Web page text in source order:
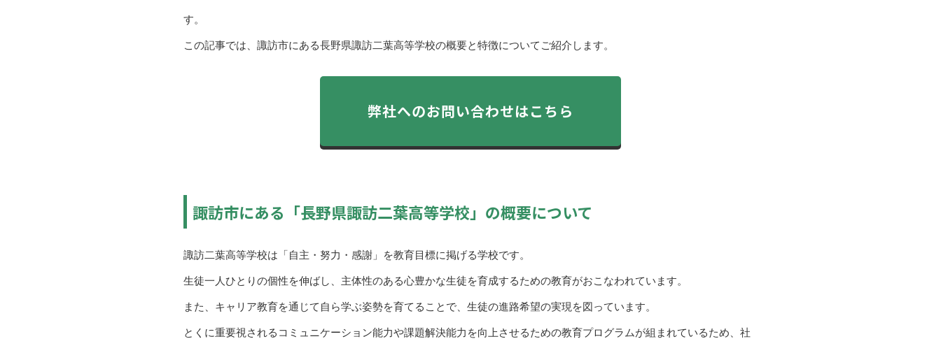
す。
この記事では、諏訪市にある長野県諏訪二葉高等学校の概要と特徴についてご紹介します。
弊社へのお問い合わせはこちら
諏訪市にある「長野県諏訪二葉高等学校」の概要について
諏訪二葉高等学校は「自主・努力・感謝」を教育目標に掲げる学校です。
生徒一人ひとりの個性を伸ばし、主体性のある心豊かな生徒を育成するための教育がおこなわれています。
また、キャリア教育を通じて自ら学ぶ姿勢を育てることで、生徒の進路希望の実現を図っています。
とくに重要視されるコミュニケーション能力や課題解決能力を向上させるための教育プログラムが組まれているため、社